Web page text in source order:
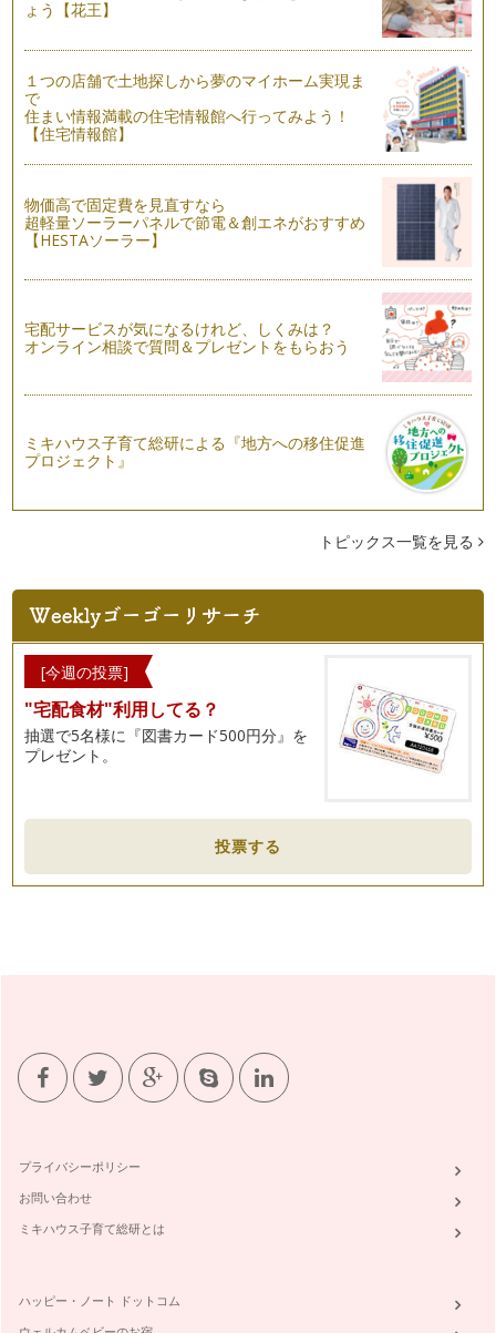
近年、大人も子どもも増加傾向にある低体温。殆どの方が冷え
骨盤内の血行を良くして、カラダもココロもポカポカに♪
冷えの原因は、根本的には血液の巡りが悪くなることですが、
女性は特に男性に比べて筋肉量が少な…
女性、ママたちの『キレイ』と『健康』のもと、女性ホルモ
最近、雑誌などでもよく取りざたされている『女性ホルモ
ン』。 …
ょう【花王】
１つの店舗で土地探しから夢のマイホーム実現ま
で
住まい情報満載の住宅情報館へ行ってみよう！
【住宅情報館】
物価高で固定費を見直すなら
超軽量ソーラーパネルで節電＆創エネがおすすめ
【HESTAソーラー】
宅配サービスが気になるけれど、しくみは？
オンライン相談で質問＆プレゼントをもらおう
ミキハウス子育て総研による『地方への移住促進
プロジェクト』
トピックス一覧を見る
[今週の投票]
"宅配食材"利用してる？
抽選で5名様に『図書カード500円分』を
プレゼント。
投票する
プライバシーポリシー
お問い合わせ
ミキハウス子育て総研とは
ハッピー・ノート ドットコム